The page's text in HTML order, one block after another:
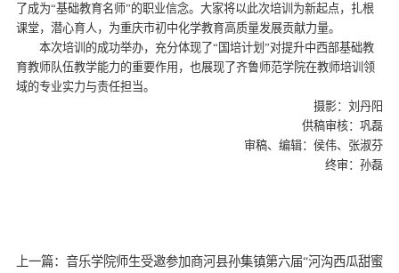
了成为“基础教育名师”的职业信念。大家将以此次培训为新起点，扎根
课堂，潜心育人，为重庆市初中化学教育高质量发展贡献力量。
本次培训的成功举办，充分体现了“国培计划”对提升中西部基础教
育教师队伍教学能力的重要作用，也展现了齐鲁师范学院在教师培训领
域的专业实力与责任担当。
摄影：刘丹阳
供稿审核：巩磊
审稿、编辑：侯伟、张淑芬
终审：孙磊
上一篇：音乐学院师生受邀参加商河县孙集镇第六届“河沟西瓜甜蜜